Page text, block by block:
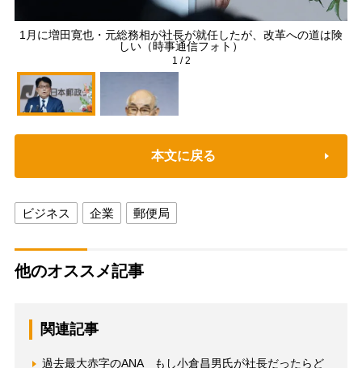
1月に増田寛也・元総務相が社長が就任したが、改革への道は険
しい（時事通信フォト）
1 /2
本文に戻る
ビジネス 企業 郵便局
他のオススメ記事
関連記事
過去最大赤字のANA もし小倉昌男氏が社長だったらど